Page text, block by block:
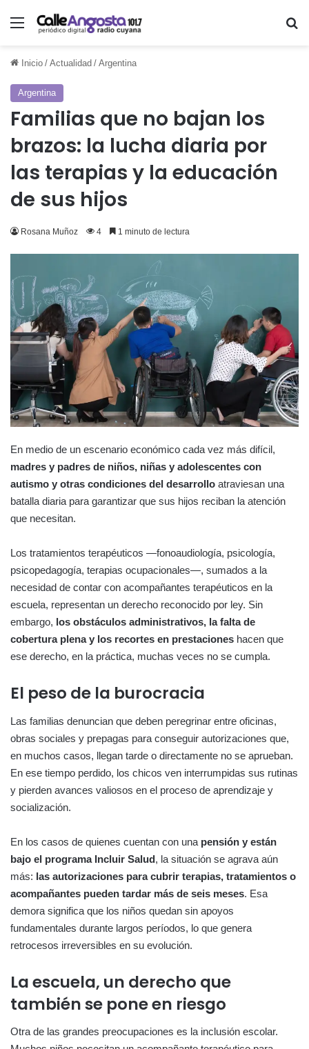
Menú
Inicio / Actualidad / Argentina
Argentina
Familias que no bajan los
brazos: la lucha diaria por
las terapias y la educación
de sus hijos
Rosana Muñoz 4 1 minuto de lectura
En medio de un escenario económico cada vez más difícil,
madres y padres de niños, niñas y adolescentes con
autismo y otras condiciones del desarrollo atraviesan una
batalla diaria para garantizar que sus hijos reciban la atención
que necesitan.
Los tratamientos terapéuticos —fonoaudiología, psicología,
psicopedagogía, terapias ocupacionales—, sumados a la
necesidad de contar con acompañantes terapéuticos en la
escuela, representan un derecho reconocido por ley. Sin
embargo, los obstáculos administrativos, la falta de
cobertura plena y los recortes en prestaciones hacen que
ese derecho, en la práctica, muchas veces no se cumpla.
El peso de la burocracia
Las familias denuncian que deben peregrinar entre oficinas,
obras sociales y prepagas para conseguir autorizaciones que,
en muchos casos, llegan tarde o directamente no se aprueban.
En ese tiempo perdido, los chicos ven interrumpidas sus rutinas
y pierden avances valiosos en el proceso de aprendizaje y
socialización.
En los casos de quienes cuentan con una pensión y están
bajo el programa Incluir Salud, la situación se agrava aún
más: las autorizaciones para cubrir terapias, tratamientos o
acompañantes pueden tardar más de seis meses. Esa
demora significa que los niños quedan sin apoyos
fundamentales durante largos períodos, lo que genera
retrocesos irreversibles en su evolución.
La escuela, un derecho que
también se pone en riesgo
Otra de las grandes preocupaciones es la inclusión escolar.